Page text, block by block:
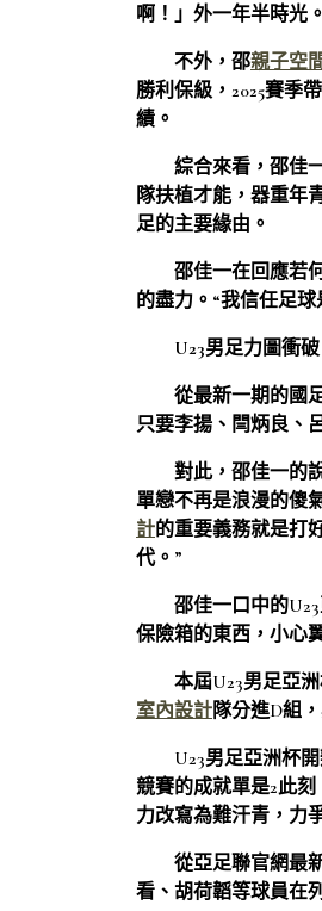
啊！」外一年半時光。
不外，邵親子空
勝利保級，2025賽季
績。
綜合來看，邵佳
隊扶植才能，器重年
足的主要緣由。
邵佳一在回應若
的盡力。“我信任足
U23男足力圖衝破
從最新一期的國
只要李揚、閆炳良、
對此，邵佳一的
單戀不再是浪漫的傻
計的重要義務就是打
代。”
邵佳一口中的
保險箱的東西，小心
本屆U23男足亞
室內設計隊分進D組
U23男足亞洲杯
競賽的成就單是2此刻
力改寫為難汗青，力
從亞足聯官網最
看、胡荷韜等球員在